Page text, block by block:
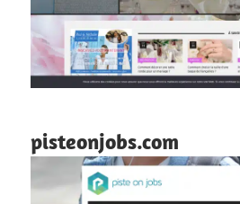
pisteonjobs.com